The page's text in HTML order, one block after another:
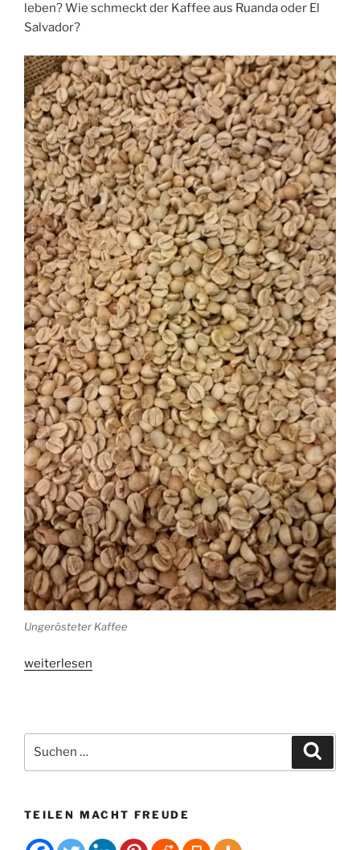
leben? Wie schmeckt der Kaffee aus Ruanda oder El
Salvador?
Ungerösteter Kaffee
„Berlin
weiterlesen
nach:
TEILEN MACHT FREUDE